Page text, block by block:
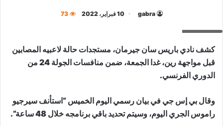
gabra 10 فبراير، 2022 73
كشف نادي باريس سان جيرمان، مستجدات حالة لاعبيه المصابين
قبل مواجهة رين، غدا الجمعة، ضمن منافسات الجولة 24 من
الدوري الفرنسي.
وقال بي إس جي في بيان رسمي اليوم الخميس “استأنف سيرجيو
راموس الجري اليوم، وسيتم تحديد باقي برنامجه خلال 48 ساعة”.